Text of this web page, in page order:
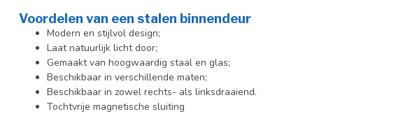
Voordelen van een stalen binnendeur
Modern en stijlvol design;
Laat natuurlijk licht door;
Gemaakt van hoogwaardig staal en glas;
Beschikbaar in verschillende maten;
Beschikbaar in zowel rechts- als linksdraaiend.
Tochtvrije magnetische sluiting